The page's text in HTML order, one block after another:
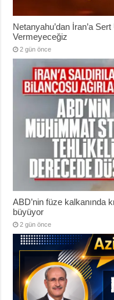
Netanyahu’dan İran’a
Vermeyeceğiz
2 gün önce
ABD’nin füze kalkanında
büyüyor
2 gün önce